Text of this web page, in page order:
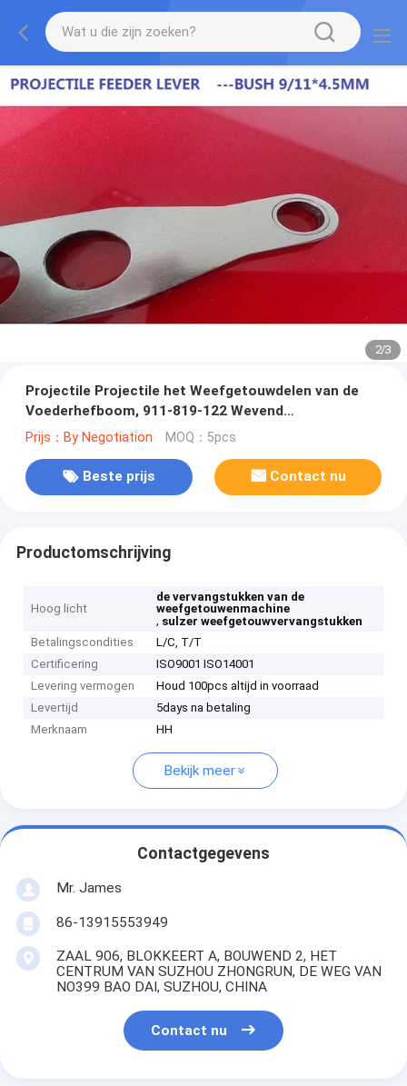
2/3
Projectile Projectile het Weefgetouwdelen van de
Voederhefboom, 911-819-122 Wevend
Weefgetouwdelen
Prijs：By Negotiation MOQ：5pcs
Beste prijs Contact nu
Productomschrijving
Hoog licht
de vervangstukken van de
weefgetouwenmachine
, sulzer weefgetouwvervangstukken
Betalingscondities
L/C, T/T
Certificering
ISO9001 ISO14001
Levering vermogen
Houd 100pcs altijd in voorraad
Levertijd
5days na betaling
Merknaam
HH
Bekijk meer
Contactgegevens
Mr. James
86-13915553949
ZAAL 906, BLOKKEERT A, BOUWEND 2, HET
CENTRUM VAN SUZHOU ZHONGRUN, DE WEG VAN
NO399 BAO DAI, SUZHOU, CHINA
Contact nu